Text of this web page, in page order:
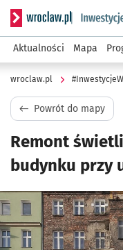
Serwis informacyjny
Aktualności Mapa
wroclaw.pl
Powrót do mapy
Remont
budynku przy
Kliknij, aby powiększyć